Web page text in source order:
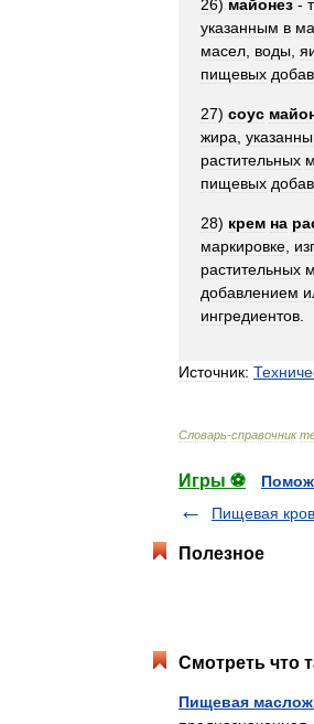
26) майонез -
указанным в
масел воды
пищевых
27) соус
жира
растительных
пищевых
28) крем на
маркировке
растительных
добавлением
ингредиентов
Источник:
Словарь-справочник
Игры ⚽
Пищевая
Полезное
Смотреть что
Пищевая